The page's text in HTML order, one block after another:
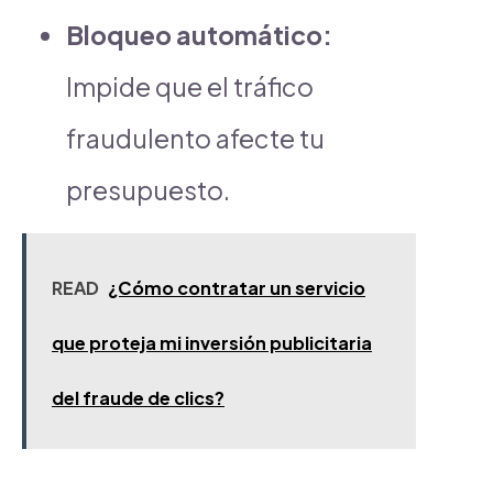
Bloqueo automático:
Impide que el tráfico
fraudulento afecte tu
presupuesto.
READ ¿Cómo contratar un servicio
que proteja mi inversión publicitaria
del fraude de clics?